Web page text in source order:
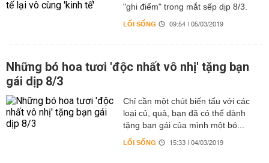
"ghi điểm" trong mắt sếp dịp 8/3.
LỐI SỐNG 09:54 | 05/03/2019
Những bó hoa tươi 'độc nhất vô nhị' tặng bạn
gái dịp 8/3
Chỉ cần một chút biến tấu với các
loại củ, quả, bạn đã có thể dành
tặng bạn gái của mình một bó...
LỐI SỐNG 15:33 | 04/03/2019